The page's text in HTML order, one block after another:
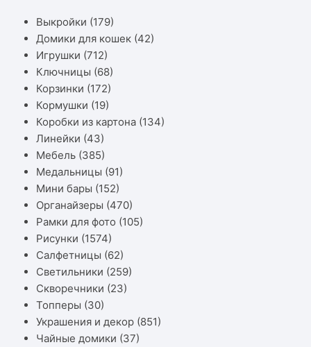
Выкройки (179)
Домики для кошек (42)
Игрушки (712)
Ключницы (68)
Корзинки (172)
Кормушки (19)
Коробки из картона (134)
Линейки (43)
Мебель (385)
Медальницы (91)
Мини бары (152)
Органайзеры (470)
Рамки для фото (105)
Рисунки (1574)
Салфетницы (62)
Светильники (259)
Скворечники (23)
Топперы (30)
Украшения и декор (851)
Чайные домики (37)